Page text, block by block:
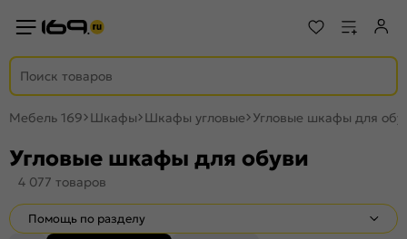
Мебель 169 Шкафы Шкафы угловые Угловые шкафы для
Угловые шкафы для обуви
4 077 товаров
Помощь по разделу